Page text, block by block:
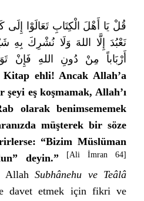
قُلْ يَا أَهْلَ الْكِتَابِ تَعَالَوْا إِلَى
نَعْبُدَ إِلَّا اللهَ وَلَا نُشْرِكَ بِهِ
أَرْبَاباً مِنْ دُونِ اللهِ فَإِنْ
ehli! Ancak Allah’a
eş koşmamak, Allah’ı
olarak benimsememek
müşterek bir söze
“Bizim Müslüman
deyin.”
[Ali İmran 64]
AllahSubhânehu ve Teâlâ
davet etmek için fikri ve